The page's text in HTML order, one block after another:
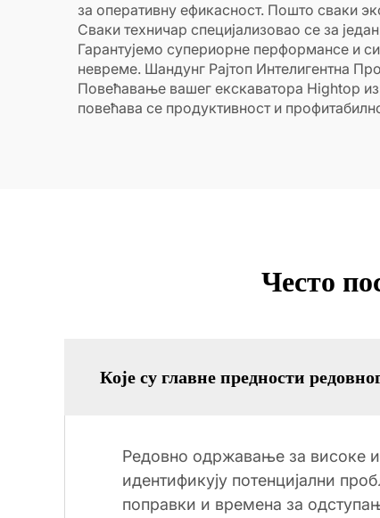
за оперативну ефикасност. Пошто сваки
Сваки техничар специјализовао се за
Гарантујемо супериорне перформансе и
невреме. Шандунг Рајтоп Интелигентна
Повећавање вашег екскаватора Hightop
повећава се продуктивност и
Често
Које су главне предности
Редовно одржавање за високе
идентификују потенцијални
поправки и времена за